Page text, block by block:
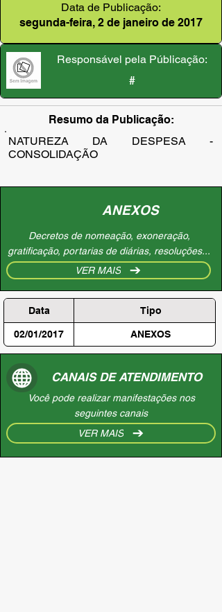
Data de Publicação:
segunda-feira, 2 de janeiro de 2017
Responsável pela Públicação:
#
Resumo da Publicação:
NATUREZA DA DESPESA -
CONSOLIDAÇÃO
ANEXOS
Decretos de nomeação, exoneração,
gratificação, portarias de diárias, resoluções...
VER MAIS
Data Tipo
02/01/2017 ANEXOS
CANAIS DE ATENDIMENTO
Você pode realizar manifestações nos
seguintes canais
VER MAIS